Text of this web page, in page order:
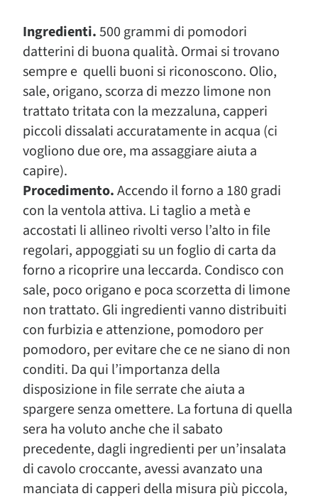
Ingredienti.500 grammi di pomodori
datterini di buona qualità. Ormai si trovano
sempre e quelli buoni si riconoscono. Olio,
sale, origano, scorza di mezzo limone non
trattato tritata con la mezzaluna, capperi
piccoli dissalati accuratamente in acqua (ci
vogliono due ore, ma assaggiare aiuta a
capire).
Procedimento.Accendo il forno a 180 gradi
con la ventola attiva. Li taglio a metà e
accostati li allineo rivolti verso l’alto in file
regolari, appoggiati su un foglio di carta da
forno a ricoprire una leccarda. Condisco con
sale, poco origano e poca scorzetta di limone
non trattato. Gli ingredienti vanno distribuiti
con furbizia e attenzione, pomodoro per
pomodoro, per evitare che ce ne siano di non
conditi. Da qui l’importanza della
disposizione in file serrate che aiuta a
spargere senza omettere. La fortuna di quella
sera ha voluto anche che il sabato
precedente, dagli ingredienti per un’insalata
di cavolo croccante, avessi avanzato una
manciata di capperi della misura più piccola,